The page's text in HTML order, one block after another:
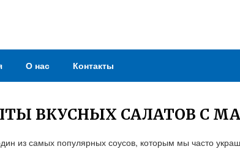
О нас Контакты
ВКУСНЫХ САЛАТОВ С
из самых популярных соусов, которым мы часто